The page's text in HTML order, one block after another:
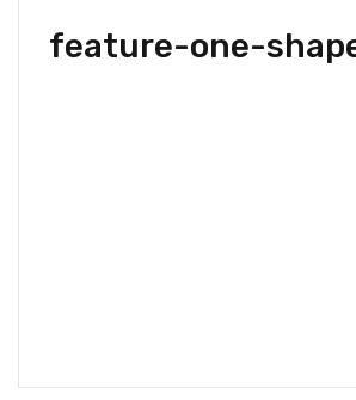
feature-one-